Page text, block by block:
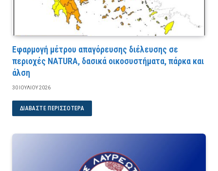
Εφαρμογή μέτρου απαγόρευσης διέλευσης σε
περιοχές NATURA, δασικά οικοσυστήματα, πάρκα και
άλση
30 ΙΟΥΛΊΟΥ 2026
ΔΙΑΒΆΣΤΕ ΠΕΡΙΣΣΌΤΕΡΑ